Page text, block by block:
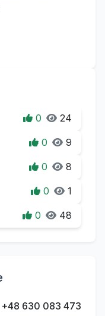
0 24
0 9
0 8
0 1
0 48
+48 630 083 473